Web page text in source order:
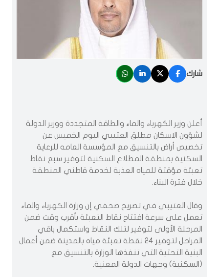
شارك
أعلن وزير الكهرباء والماء والطاقة المتجددة ووزير الدولة
لشؤون الاسكان مطلق العتيبي اليوم الخميس عن
تخصيص أراض بالتنسيق مع المؤسسة العامه للرعاية
السكنية بمنطقة المطلاع السكنية لتوفير سبع نقاط
تعبئة مؤقتة للمياه العذبة لخدمة قاطني المنطقة
خلال فترة البناء.
وقال العتيبي في تصريح صحفي إن وزارة الكهرباء والماء
تعمل على سرعة افتتاح نقاط التعبئة بأقرب وقت ضمن
المرحلة الأولى لتوفير لتلك النقاط واستكمال باقي
المراحل لتوفير 24 نقطة تعبئة مياه بالمدينة ضمن أعمال
البنية التحتية التي تنفذها الوزارة بالتنسيق مع
(السكنية) وجهات الدولة المعنية.